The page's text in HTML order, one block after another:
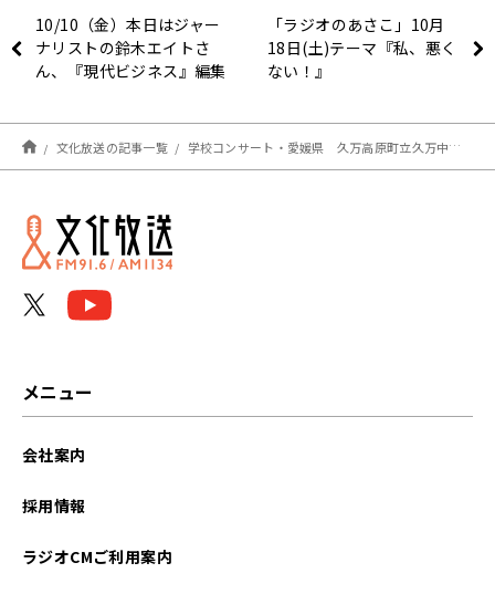
10/10（金）本日はジャー
ナリストの鈴木エイトさ
ん、『現代ビジネス』編集
りしました！
「ラジオのあさこ」10月
18日(土)テーマ『私、悪く
ない！』
文化放送の記事一覧 学校コンサート・愛媛県 久万高原町立久万中学校⑤
メニュー
会社案内
採用情報
ラジオCMご利用案内